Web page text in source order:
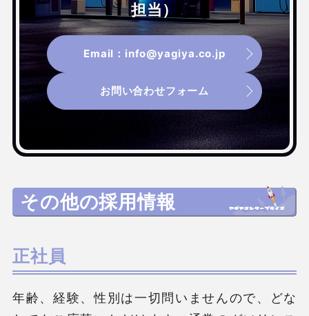
担当）
Email：info@yagiya.co.jp
お問い合わせフォーム
その他の採用情報
正社員
年齢、経験、性別は一切問いませんので、どな